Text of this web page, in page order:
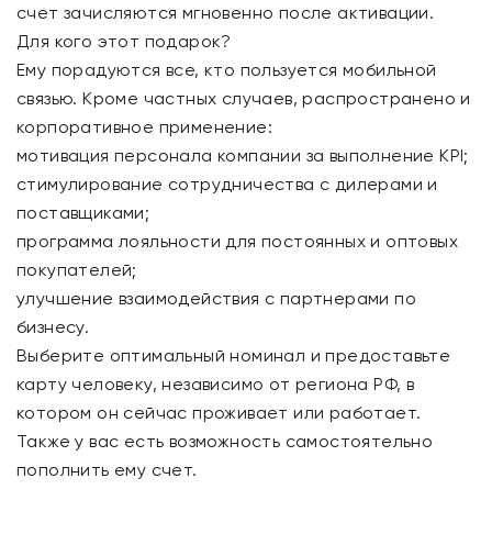
счет зачисляются мгновенно после активации.
Для кого этот подарок?
Ему порадуются все, кто пользуется мобильной
связью. Кроме частных случаев, распространено и
корпоративное применение:
мотивация персонала компании за выполнение KPI;
стимулирование сотрудничества с дилерами и
поставщиками;
программа лояльности для постоянных и оптовых
покупателей;
улучшение взаимодействия с партнерами по
бизнесу.
Выберите оптимальный номинал и предоставьте
карту человеку, независимо от региона РФ, в
котором он сейчас проживает или работает.
Также у вас есть возможность самостоятельно
пополнить ему счет.